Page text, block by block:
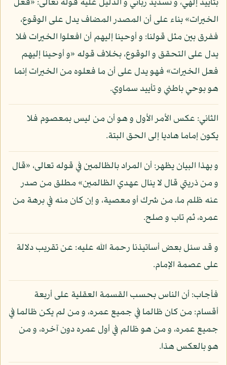
بتأييد إلهي، و تسديد رباني و الدليل عليه قوله تعالى: «فعل
الخيرات» بناء على أن المصدر المضاف يدل على الوقوع،
ففرق بين مثل قولنا: و أوحينا إليهم أن افعلوا الخيرات فلا
يدل على التحقق و الوقوع، بخلاف قوله «و أوحينا إليهم
فعل الخيرات» فهو يدل على أن ما فعلوه من الخيرات إنما
هو بوحي باطني و تأييد سماوي.
الثاني: عكس الأمر الأول و هو أن من ليس بمعصوم فلا
يكون إماما هاديا إلى الحق البتة.
و بهذا البيان يظهر: أن المراد بالظالمين في قوله تعالى، «قال
و من ذريتي قال لا ينال عهدي الظالمين» مطلق من صدر
عنه ظلم ما، من شرك أو معصية، و إن كان منه في برهة من
عمره، ثم تاب و صلح.
و قد سئل بعض أساتيذنا رحمة الله عليه: عن تقريب دلالة
على عصمة الإمام.
فأجاب: أن الناس بحسب القسمة العقلية على أربعة
أقسام: من كان ظالما في جميع عمره، و من لم يكن ظالما في
جميع عمره، و من هو ظالم في أول عمره دون آخره، و من
هو بالعكس هذا.